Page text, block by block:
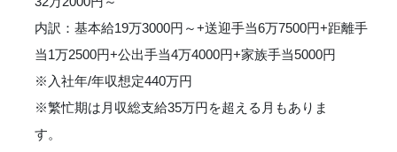
内訳：基本給19万3000円～+送迎手当6万7500円+距離手
当1万2500円+公出手当4万4000円+家族手当5000円
※入社年/年収想定440万円
※繁忙期は月収総支給35万円を超える月もありま
す。